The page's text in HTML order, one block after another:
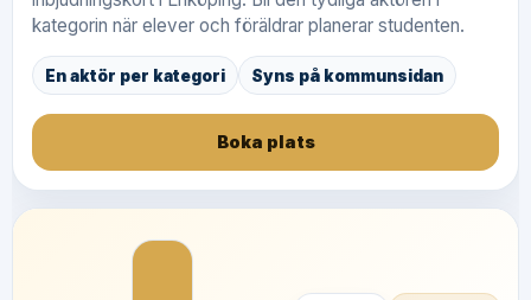
kategorin när elever och föräldrar planerar studenten.
En aktör per kategori Syns på kommunsidan
Boka plats